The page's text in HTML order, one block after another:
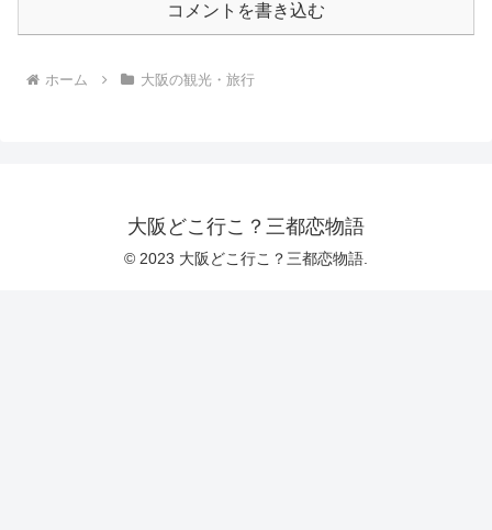
コメントを書き込む
ホーム 大阪の観光・旅行
大阪どこ行こ？三都恋物語
© 2023 大阪どこ行こ？三都恋物語.